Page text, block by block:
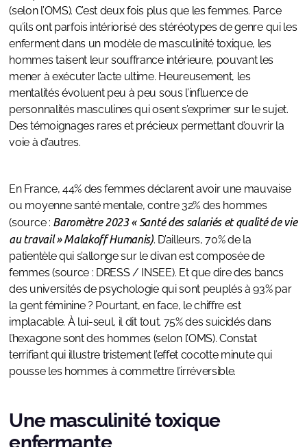
(selon l’OMS). C’est deux fois plus que les femmes. Parce
qu’ils ont parfois intériorisé des stéréotypes de genre qui les
enferment dans un modèle de masculinité toxique, les
hommes taisent leur souffrance intérieure, pouvant les
mener à exécuter l’acte ultime. Heureusement, les
mentalités évoluent peu à peu sous l’influence de
personnalités masculines qui osent s’exprimer sur le sujet.
Des témoignages rares et précieux permettant d’ouvrir la
voie à d’autres.
En France, 44% des femmes déclarent avoir une mauvaise
ou moyenne santé mentale, contre 32% des hommes
(source : Baromètre 2023 « Santé des salariés et qualité de vie
au travail » Malakoff Humanis). D’ailleurs, 70% de la
patientèle qui s’allonge sur le divan est composée de
femmes (source : DRESS / INSEE). Et que dire des bancs
des universités de psychologie qui sont peuplés à 93% par
la gent féminine ? Pourtant, en face, le chiffre est
implacable. À lui-seul, il dit tout. 75% des suicidés dans
l’hexagone sont des hommes (selon l’OMS). Constat
terrifiant qui illustre tristement l’effet cocotte minute qui
pousse les hommes à commettre l’irréversible.
Une masculinité toxique